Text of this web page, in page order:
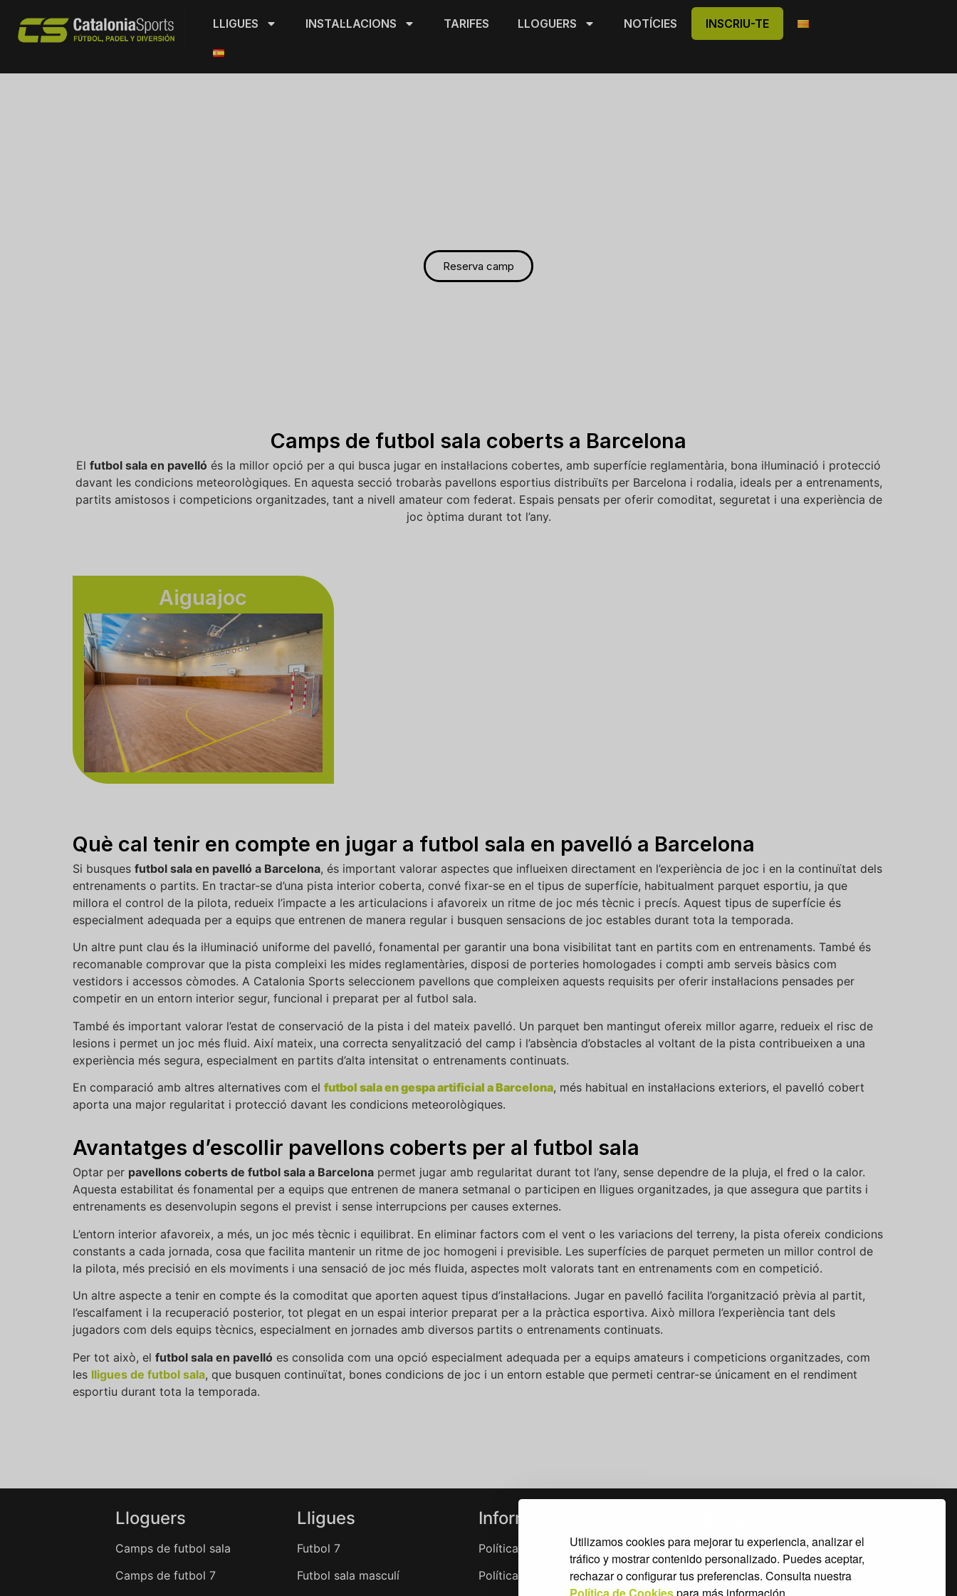
Utilizamos cookies para mejorar tu experiencia, analizar el
tráfico y mostrar contenido personalizado. Puedes aceptar,
rechazar o configurar tus preferencias. Consulta nuestra
LLIGUES INSTAL·LACIONS TARIFES LLOGUERS NOTÍCIES INSCRIU-TE
Reserva camp
Camps de futbol sala coberts a Barcelona
El futbol sala en pavelló és la millor opció per a qui busca jugar en instal·lacions cobertes, amb superfície reglamentària, bona il·luminació i protecció
davant les condicions meteorològiques. En aquesta secció trobaràs pavellons esportius distribuïts per Barcelona i rodalia, ideals per a entrenaments,
partits amistosos i competicions organitzades, tant a nivell amateur com federat. Espais pensats per oferir comoditat, seguretat i una experiència de
joc òptima durant tot l’any.
Aiguajoc
Què cal tenir en compte en jugar a futbol sala en pavelló a Barcelona
Si busques futbol sala en pavelló a Barcelona, és important valorar aspectes que influeixen directament en l’experiència de joc i en la continuïtat dels
entrenaments o partits. En tractar-se d’una pista interior coberta, convé fixar-se en el tipus de superfície, habitualment parquet esportiu, ja que
millora el control de la pilota, redueix l’impacte a les articulacions i afavoreix un ritme de joc més tècnic i precís. Aquest tipus de superfície és
especialment adequada per a equips que entrenen de manera regular i busquen sensacions de joc estables durant tota la temporada.
Un altre punt clau és la il·luminació uniforme del pavelló, fonamental per garantir una bona visibilitat tant en partits com en entrenaments. També és
recomanable comprovar que la pista compleixi les mides reglamentàries, disposi de porteries homologades i compti amb serveis bàsics com
vestidors i accessos còmodes. A Catalonia Sports seleccionem pavellons que compleixen aquests requisits per oferir instal·lacions pensades per
competir en un entorn interior segur, funcional i preparat per al futbol sala.
També és important valorar l’estat de conservació de la pista i del mateix pavelló. Un parquet ben mantingut ofereix millor agarre, redueix el risc de
lesions i permet un joc més fluid. Així mateix, una correcta senyalització del camp i l’absència d’obstacles al voltant de la pista contribueixen a una
experiència més segura, especialment en partits d’alta intensitat o entrenaments continuats.
En comparació amb altres alternatives com el futbol sala en gespa artificial a Barcelona, més habitual en instal·lacions exteriors, el pavelló cobert
aporta una major regularitat i protecció davant les condicions meteorològiques.
Avantatges d’escollir pavellons coberts per al futbol sala
Optar per pavellons coberts de futbol sala a Barcelona permet jugar amb regularitat durant tot l’any, sense dependre de la pluja, el fred o la calor.
Aquesta estabilitat és fonamental per a equips que entrenen de manera setmanal o participen en lligues organitzades, ja que assegura que partits i
entrenaments es desenvolupin segons el previst i sense interrupcions per causes externes.
L’entorn interior afavoreix, a més, un joc més tècnic i equilibrat. En eliminar factors com el vent o les variacions del terreny, la pista ofereix condicions
constants a cada jornada, cosa que facilita mantenir un ritme de joc homogeni i previsible. Les superfícies de parquet permeten un millor control de
la pilota, més precisió en els moviments i una sensació de joc més fluida, aspectes molt valorats tant en entrenaments com en competició.
Un altre aspecte a tenir en compte és la comoditat que aporten aquest tipus d’instal·lacions. Jugar en pavelló facilita l’organització prèvia al partit,
l’escalfament i la recuperació posterior, tot plegat en un espai interior preparat per a la pràctica esportiva. Això millora l’experiència tant dels
jugadors com dels equips tècnics, especialment en jornades amb diversos partits o entrenaments continuats.
Per tot això, el futbol sala en pavelló es consolida com una opció especialment adequada per a equips amateurs i competicions organitzades, com
les lligues de futbol sala, que busquen continuïtat, bones condicions de joc i un entorn estable que permeti centrar-se únicament en el rendiment
esportiu durant tota la temporada.
Lloguers
Camps de futbol sala
Camps de futbol 7
Lligues
Futbol 7
Futbol sala masculí
Informació Legal
Política de cookies
Política de privacitat
info@catsports.net
93 440 86 55